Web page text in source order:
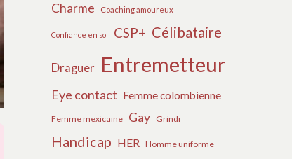
Charme Coaching amoureux
Confiance en soi CSP+ Célibataire
Draguer Entremetteur
Eye contact Femme colombienne
Femme mexicaine Gay Grindr
Handicap HER Homme uniforme